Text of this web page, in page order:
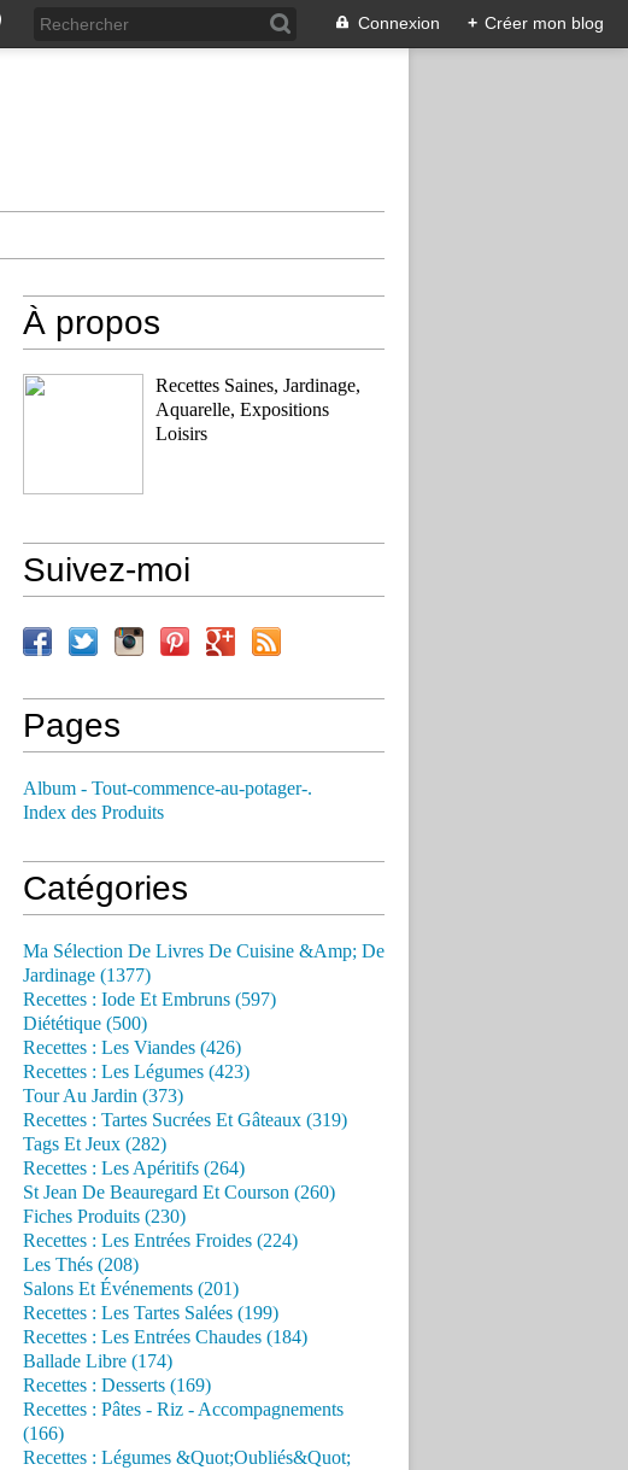
Connexion + Créer mon blog
À propos
Recettes Saines, Jardinage,
Aquarelle, Expositions
Loisirs
Suivez-moi
Pages
Album - Tout-commence-au-potager-.
Index des Produits
Catégories
Ma Sélection De Livres De Cuisine &Amp; De
Jardinage (1377)
Recettes : Iode Et Embruns (597)
Diététique (500)
Recettes : Les Viandes (426)
Recettes : Les Légumes (423)
Tour Au Jardin (373)
Recettes : Tartes Sucrées Et Gâteaux (319)
Tags Et Jeux (282)
Recettes : Les Apéritifs (264)
St Jean De Beauregard Et Courson (260)
Fiches Produits (230)
Recettes : Les Entrées Froides (224)
Les Thés (208)
Salons Et Événements (201)
Recettes : Les Tartes Salées (199)
Recettes : Les Entrées Chaudes (184)
Ballade Libre (174)
Recettes : Desserts (169)
Recettes : Pâtes - Riz - Accompagnements
(166)
Recettes : Légumes &Quot;Oubliés&Quot;